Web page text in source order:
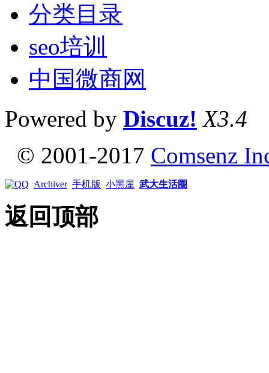
分类目录
seo培训
中国微商网
Powered by Discuz! X3.4
© 2001-2017 Comsenz
Archiver 手机版 小黑屋 武大生活圈
返回顶部